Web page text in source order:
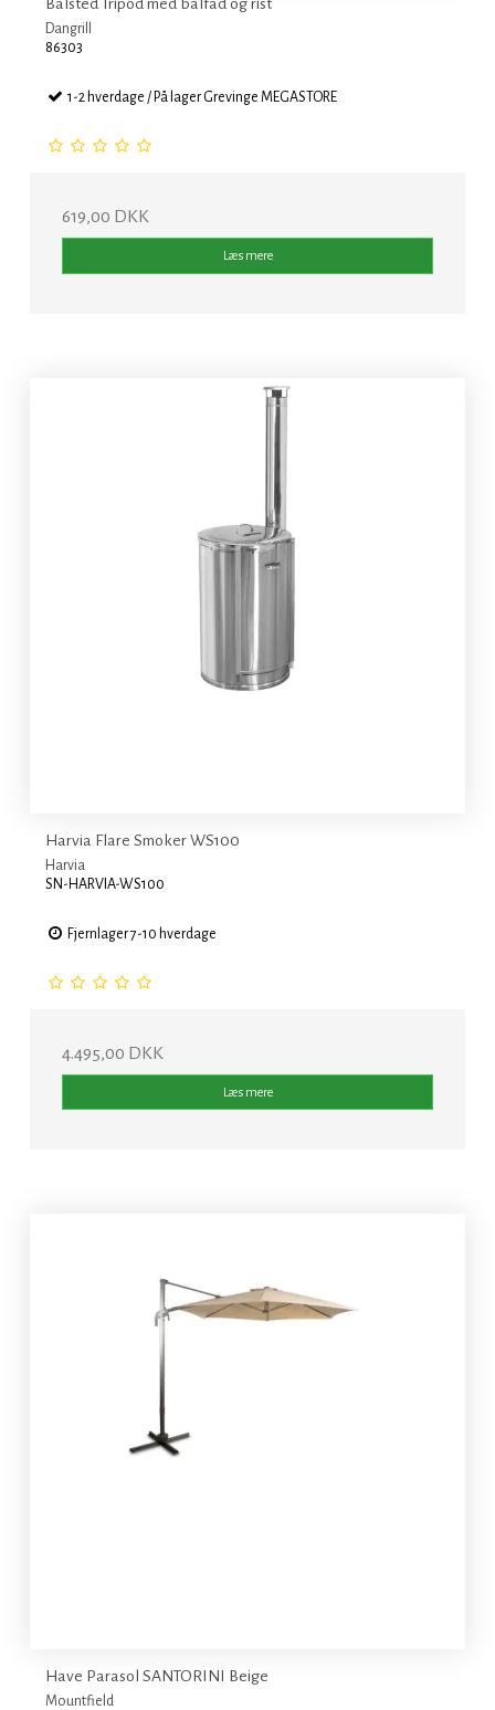
Bålsted Tripod med bålfad og rist
Dangrill
86303
1-2 hverdage / På lager Grevinge MEGASTORE
619,00 DKK
Læs mere
Harvia Flare Smoker WS100
Harvia
SN-HARVIA-WS100
Fjernlager 7-10 hverdage
4.495,00 DKK
Læs mere
Have Parasol SANTORINI Beige
Mountfield